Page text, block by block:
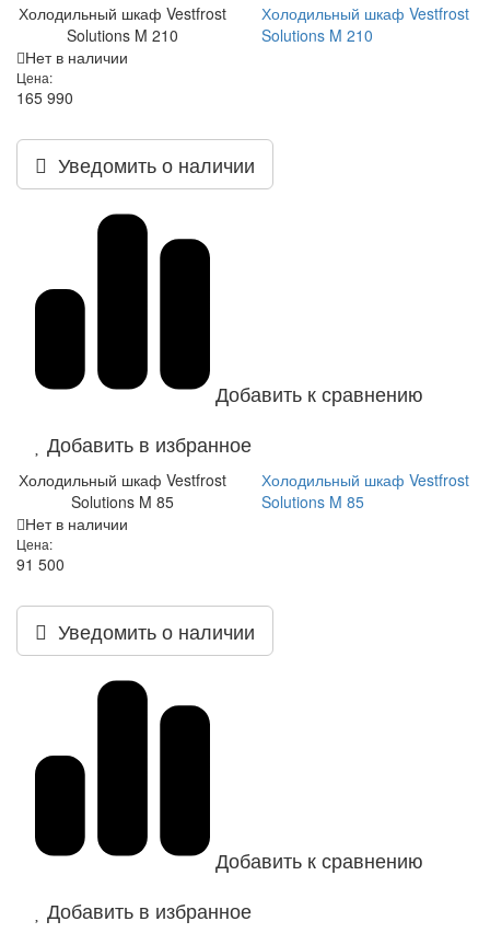
Холодильный шкаф Vestfrost
Solutions M 210
Холодильный шкаф Vestfrost
Solutions M 210
Нет в наличии
Цена:
165 990
Уведомить о наличии
Добавить к сравнению
Добавить в избранное
Холодильный шкаф Vestfrost
Solutions M 85
Холодильный шкаф Vestfrost
Solutions M 85
Нет в наличии
Цена:
91 500
Уведомить о наличии
Добавить к сравнению
Добавить в избранное